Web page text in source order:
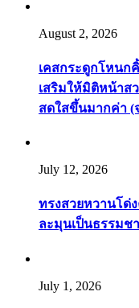
August 2, 2026
เคสกระดูกโหนก
เสริมให้มิติหน้าส
สดใสขึ้นมากค่า (
July 12, 2026
ทรงสวยหวานโด่
ละมุนเป็นธรรมช
July 1, 2026